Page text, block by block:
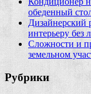
обеденный
Дизайнерский
интерьеру без
Сложности и
земельном
Рубрики